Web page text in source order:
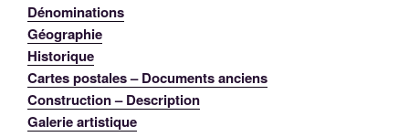
Dénominations
Géographie
Historique
Cartes postales – Documents anciens
Construction – Description
Galerie artistique